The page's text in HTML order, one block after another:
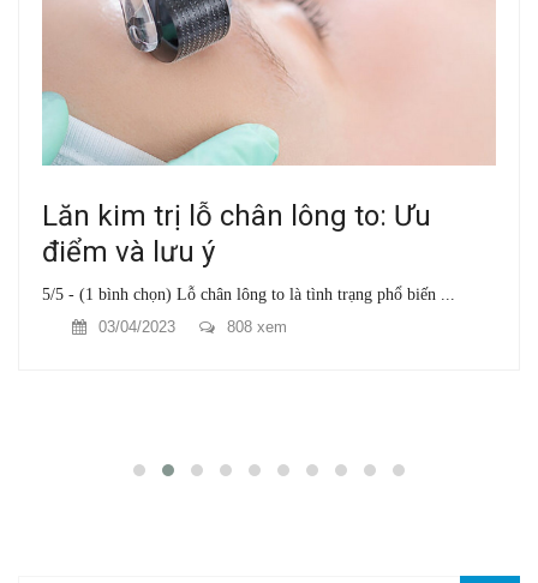
Lăn kim trị lỗ chân lông to: Ưu
điểm và lưu ý
5/5 - (1 bình chọn) Lỗ chân lông to là tình trạng phổ biến ...
03/04/2023
808 xem